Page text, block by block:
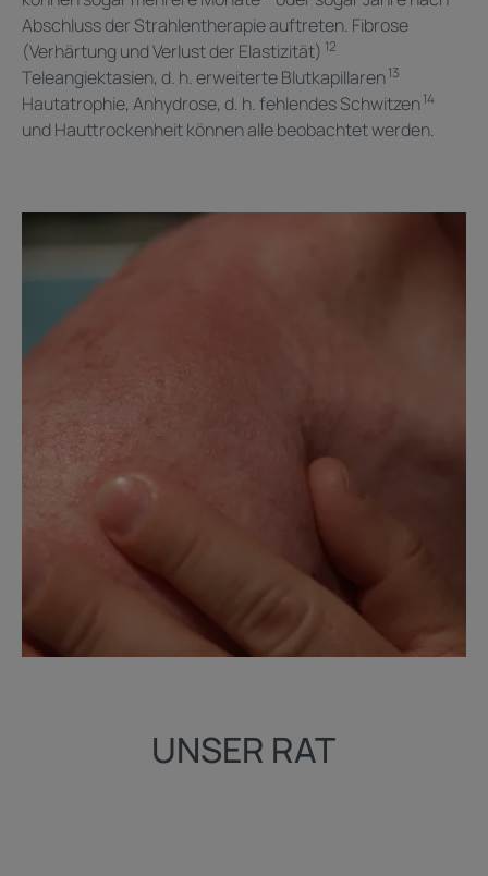
Abschluss der Strahlentherapie auftreten. Fibrose
(Verhärtung und Verlust der Elastizität) 12
Teleangiektasien, d. h. erweiterte Blutkapillaren13
Hautatrophie, Anhydrose, d. h. fehlendes Schwitzen14
und Hauttrockenheit können alle beobachtet werden.
UNSER RAT